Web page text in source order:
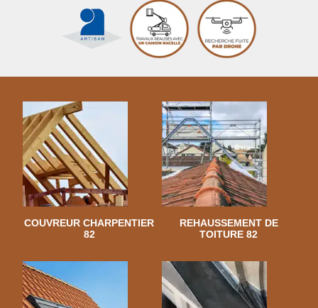
COUVREUR CHARPENTIER
82
REHAUSSEMENT DE
TOITURE 82